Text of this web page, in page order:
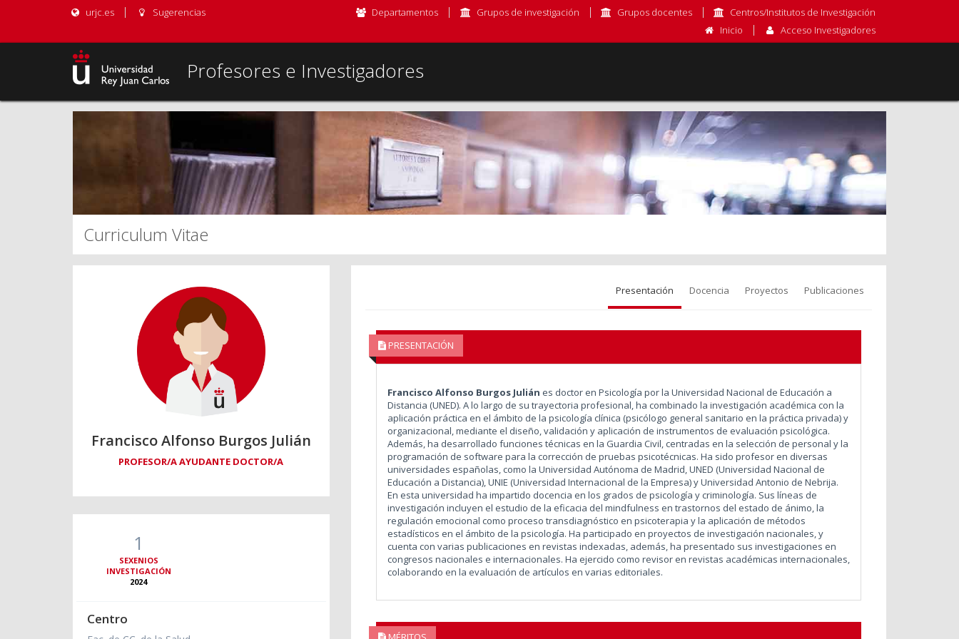
urjc.es Sugerencias Departamentos Grupos de investigación Grupos docentes
Centros/Institutos de Investigación
Inicio
Acceso Investigadores
Profesores e Investigadores
Curriculum Vitae
Francisco Alfonso Burgos Julián
PROFESOR/A AYUDANTE DOCTOR/A
1
SEXENIOS
INVESTIGACIÓN
2024
Centro
Presentación Docencia Proyectos Publicaciones
PRESENTACIÓN
Francisco Alfonso Burgos Julián es doctor en Psicología por la Universidad Nacional de Educación a
Distancia (UNED). A lo largo de su trayectoria profesional, ha combinado la investigación académica con la
aplicación práctica en el ámbito de la psicología clínica (psicólogo general sanitario en la práctica privada) y
organizacional, mediante el diseño, validación y aplicación de instrumentos de evaluación psicológica.
Además, ha desarrollado funciones técnicas en la Guardia Civil, centradas en la selección de personal y la
programación de software para la corrección de pruebas psicotécnicas. Ha sido profesor en diversas
universidades españolas, como la Universidad Autónoma de Madrid, UNED (Universidad Nacional de
Educación a Distancia), UNIE (Universidad Internacional de la Empresa) y Universidad Antonio de Nebrija.
En esta universidad ha impartido docencia en los grados de psicología y criminología. Sus líneas de
investigación incluyen el estudio de la eficacia del mindfulness en trastornos del estado de ánimo, la
regulación emocional como proceso transdiagnóstico en psicoterapia y la aplicación de métodos
estadísticos en el ámbito de la psicología. Ha participado en proyectos de investigación nacionales, y
cuenta con varias publicaciones en revistas indexadas, además, ha presentado sus investigaciones en
congresos nacionales e internacionales. Ha ejercido como revisor en revistas académicas internacionales,
colaborando en la evaluación de artículos en varias editoriales.